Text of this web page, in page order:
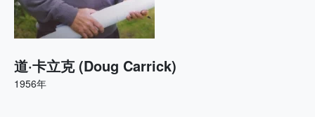
道·卡立克 (Doug Carrick)
1956年